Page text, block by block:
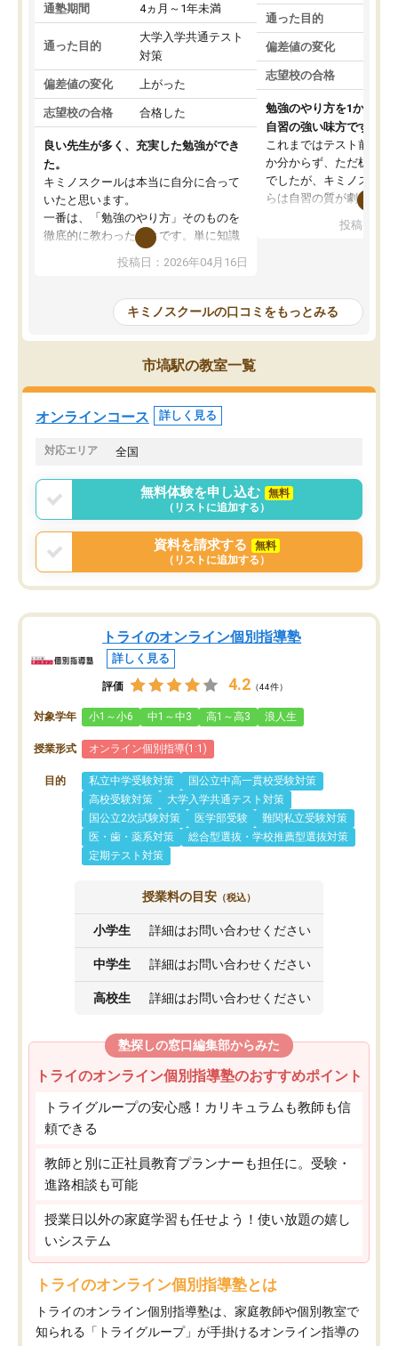
通塾期間 4ヵ月～1年未満
通った目的
大学入学共通テスト
対策
偏差値の変化 上がった
志望校の合格 合格した
良い先生が多く、充実した勉強ができ
た。
キミノスクールは本当に自分に合って
いたと思います。
一番は、「勉強のやり方」そのものを
徹底的に教わったことです。単に知識
を詰め込むのではなく、自学自習の習
慣が身につくよう並走してくれるの
はなくなりました。
講師の方との距離も近く、親身なコー
チングのおかげで、停滞期もモチベー
ションを維持できました。「やらされ
る勉強」から「目標のための勉強」へ
意識が変わったことが、目標校への合
投稿日：2026年04月16日
通った目的
偏差値の変化
志望校の合格
勉強のやり方を1から教
自習の強い味方です。
これまではテスト前に何
か分からず、ただ机に座
でしたが、キミノスクー
らは自習の質が劇的に変
を明確にしてくれるの
の仕方をコーチングして
ルなので、家での学習習
身につきました。結果と
た。自分から学ぶ姿勢を
投稿日：
キミノスクールの口コミをもっとみる
市塙駅の教室一覧
オンラインコース 詳しく見る
対応エリア 全国
無料体験を申し込む
無料
（リストに追加する）
資料を請求する
無料
（リストに追加する）
トライのオンライン個別指導塾
詳しく見る
評価 4.2 （44件）
対象学年 小1～小6 中1～中3 高1～高3 浪人生
授業形式 オンライン個別指導(1:1)
目的 私立中学受験対策
国公立中高一貫校受験対策
高校受験対策
大学入学共通テスト対策
国公立2次試験対策
医学部受験
難関私立受験対策
医・歯・薬系対策
総合型選抜・学校推薦型選抜対策
定期テスト対策
授業料の目安 （税込）
小学生 詳細はお問い合わせください
中学生 詳細はお問い合わせください
高校生 詳細はお問い合わせください
塾探しの窓口編集部からみた
トライのオンライン個別指導塾のおすすめポイント
トライグループの安心感！カリキュラムも教師も信
頼できる
教師と別に正社員教育プランナーも担任に。受験・
進路相談も可能
授業日以外の家庭学習も任せよう！使い放題の嬉し
いシステム
トライのオンライン個別指導塾とは
トライのオンライン個別指導塾は、家庭教師や個別教室で
知られる「トライグループ」が手掛けるオンライン指導の